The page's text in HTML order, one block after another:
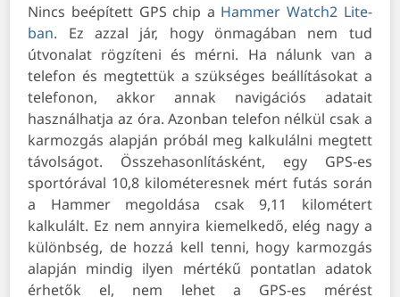
Nincs beépített GPS chip a Hammer Watch2 Lite-
ban. Ez azzal jár, hogy önmagában nem tud
útvonalat rögzíteni és mérni. Ha nálunk van a
telefon és megtettük a szükséges beállításokat a
telefonon, akkor annak navigációs adatait
használhatja az óra. Azonban telefon nélkül csak a
karmozgás alapján próbál meg kalkulálni megtett
távolságot. Összehasonlításként, egy GPS-es
sportórával 10,8 kilométeresnek mért futás során
a Hammer megoldása csak 9,11 kilométert
kalkulált. Ez nem annyira kiemelkedő, elég nagy a
különbség, de hozzá kell tenni, hogy karmozgás
alapján mindig ilyen mértékű pontatlan adatok
érhetők el, nem lehet a GPS-es mérést